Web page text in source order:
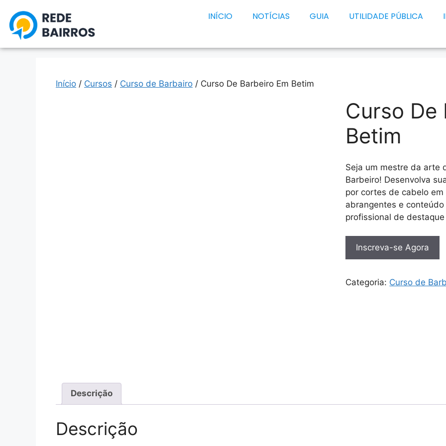
INÍCIO NOTÍCIAS GUIA UTILIDADE PÚBLICA
Início / Cursos / Curso de Barbairo / Curso De Barbeiro Em Betim
Curso De
Betim
Seja um mestre da arte
Barbeiro! Desenvolva
por cortes de cabelo
abrangentes e
profissional de
Inscreva-se Agora
Categoria: Curso de
Descrição
Descrição